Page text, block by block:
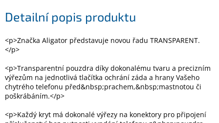
Počítače
a
Elektronika
Domácnost
Black
Detailní popis produktu
<p>Značka Aligator představuje novou řadu TRANSPARENT.
</p>
<p>Transparentní pouzdra díky dokonalému tvaru a precizním
výřezům na jednotlivá tlačítka ochrání záda a hrany Vašeho
chytrého telefonu před&nbsp;prachem,&nbsp;mastnotou či
poškrábáním.</p>
<p>Každý kryt má dokonalé výřezy na konektory pro připojení